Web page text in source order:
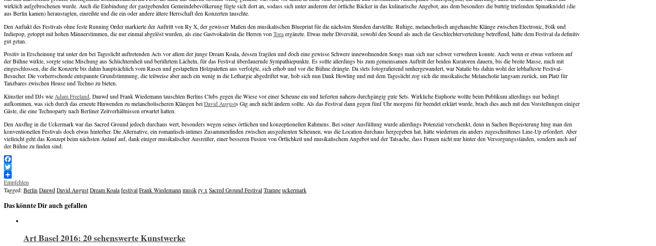
wirklich aufgebrochenen wurde. Auch die Einbindung der gastgebenden Gemeindebevölkerung fügte sich dort an, sodass sich unter anderem der örtliche Bäcker in das kulinarische Angebot, aus dem besonders die buttrig triefenden Spinatknödel (die
aus Berlin kamen) herausragten, einreihte und die ein oder andere ältere Herrschaft den Konzerten lauschte.
Den Auftakt des Festivals ohne feste Running Order markierte der Auftritt von Ry X, der gewisser Maßen den musikalischen Blueprint für die nächsten Stunden darstellte. Ruhige, melancholisch angehauchte Klänge zwischen Electronic, Folk und
Indiepop, getoppt mit hohen Männerstimmen, die nur einmal abgelöst wurden, als eine Gastvokalistin die Herren von Tora ergänzte. Etwas mehr Diversität, sowohl den Sound als auch die Geschlechterverteilung betreffend, hätte dem Festival da definitiv
gut getan.
Positiv in Erscheinung trat unter den bei Tageslicht auftretenden Acts vor allem der junge Dream Koala, dessen fragilen und doch eine gewisse Schwere innewohnenden Songs man sich nur schwer verwehren konnte. Auch wenn er etwas verloren auf
der Bühne wirkte, sorgte seine Mischung aus Schüchternheit und berührtem Lächeln, für das Festival überdauernde Sympathiepunkte. Es sollte allerdings bis zum gemeinsamen Auftritt der beiden Kuratoren dauern, bis die breite Masse, mich mit
eingeschlossen, die die Konzerte bis dahin hauptsächlich vom Rasen und gestapelten Holzpaletten aus verfolgte, sich erhob und vor die Bühne drängte. Da stets fotografierend umhergewandert, war Natalie bis dahin wohl der lebhafteste Festival-
Besucher. Die vorherrschende entspannte Grundstimmung, die teilweise aber auch ein wenig in die Lethargie abgedriftet war, hob sich nun Dank Howling und mit dem Tageslicht zog sich die musikalische Melancholie langsam zurück, um Platz für
Tanzbares zwischen House und Techno zu bieten.
Künstler und DJs wie Adam Freeland, Dauwd und Frank Wiedemann tauschten Berlins Clubs gegen die Wiese vor einer Scheune ein und lieferten nahezu durchgängig gute Sets. Wirkliche Euphorie wollte beim Publikum allerdings nur bedingt
aufkommen, was sich durch das erneute Hinwenden zu melancholischeren Klängen bei David Augusts Gig auch nicht ändern sollte. Als das Festival dann gegen fünf Uhr morgens für beendet erklärt wurde, brach dies auch mit den Vorstellungen einiger
Gäste, die eine Technoparty nach Berliner Zeitverhältnissen erwartet hatten.
Den Ausflug in die Uckermark war das Sacred Ground jedoch durchaus wert, besonders wegen seines örtlichen und konzeptionellen Rahmens. Bei seiner Ausfüllung wurde allerdings Potenzial verschenkt, denn in Sachen Begeisterung hing man den
konventionellen Festivals doch etwas hinterher. Die Alternative, ein romantisch-intimes Zusammenfinden zwischen ausgedienten Scheunen, was die Location durchaus hergegeben hat, hätte wiederum ein anders zugeschnittenes Line-Up erfordert. Aber
vielleicht geht das Konzept beim nächsten Anlauf auf, dank einiger musikalischer Ausreißer, einer besseren Fusion von Örtlichkeit und musikalischem Angebot und der Tatsache, dass Frauen nicht nur hinter den Versorgungsständen, sondern auch auf
der Bühne zu finden sind.
Facebook
Twitter
Empfehlen
Tagged: Berlin Dauwd David August Dream Koala festival Frank Wiedemann musik ry x Sacred Ground Festival Trampe uckermark
Das könnte Dir auch gefallen
Art Basel 2016: 20 sehenswerte Kunstwerke